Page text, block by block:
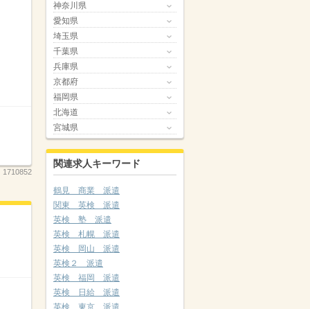
1710852
神奈川県
愛知県
埼玉県
千葉県
兵庫県
京都府
福岡県
北海道
宮城県
関連求人キーワード
鶴見 商業 派遣
関東 英検 派遣
英検 塾 派遣
英検 札幌 派遣
英検 岡山 派遣
英検２ 派遣
英検 福岡 派遣
英検 日給 派遣